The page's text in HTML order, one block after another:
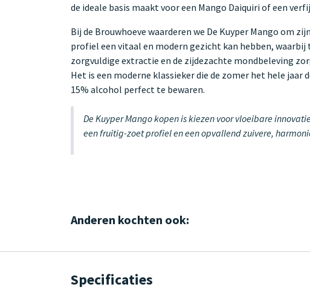
de ideale basis maakt voor een Mango Daiquiri of een
Bij de Brouwhoeve waarderen we De Kuyper Mango om
profiel een vitaal en modern gezicht kan hebben,
zorgvuldige extractie en de zijdezachte mondbeleving
Het is een moderne klassieker die de zomer het hele
15% alcohol perfect te bewaren.
De Kuyper Mango kopen is kiezen voor vloeibare
een fruitig-zoet profiel en een opvallend zuivere,
Anderen kochten ook:
Specificaties